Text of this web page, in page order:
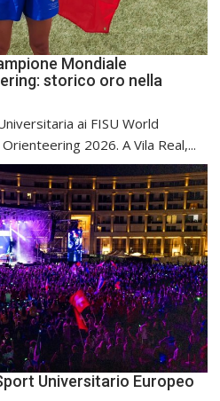
Mondiale
storico oro nella
ai FISU World
2026. A Vila Real,...
Universitario Europeo